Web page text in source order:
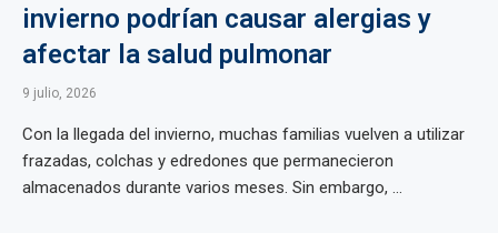
invierno podrían causar alergias y
afectar la salud pulmonar
9 julio, 2026
Con la llegada del invierno, muchas familias vuelven a utilizar
frazadas, colchas y edredones que permanecieron
almacenados durante varios meses. Sin embargo, ...